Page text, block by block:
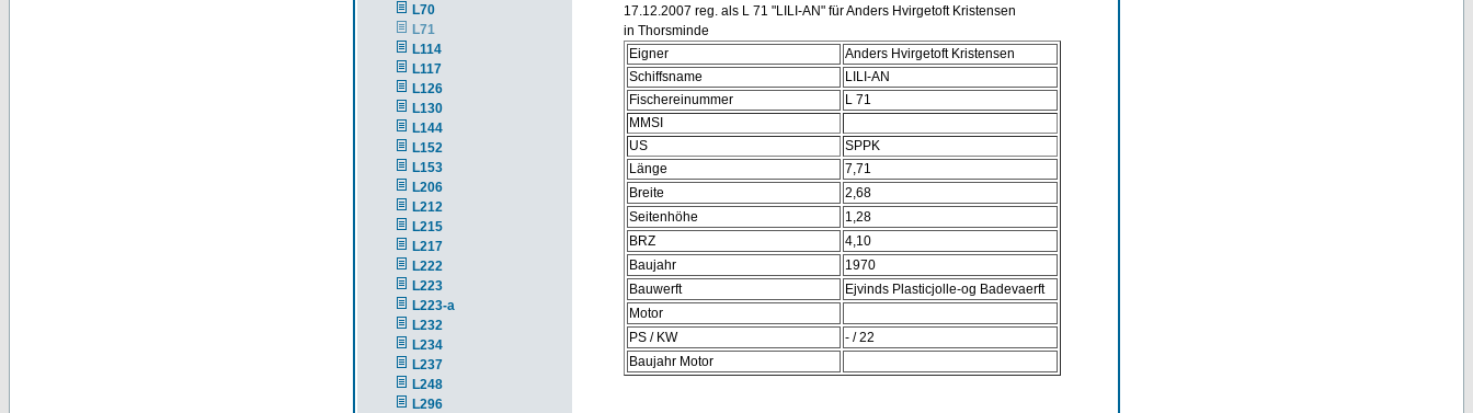
L70
L71
L114
L117
L126
L130
L144
L152
L153
L206
L212
L215
L217
L222
L223
L223-a
L232
L234
L237
L248
L296
17.12.2007 reg. als L 71 "LILI-AN" für Anders Hvirgetoft Kristensen
in Thorsminde
Eigner
Anders Hvirgetoft Kristensen
Schiffsname
LILI-AN
Fischereinummer
L 71
MMSI
US
SPPK
Länge
7,71
Breite
2,68
Seitenhöhe
1,28
BRZ
4,10
Baujahr
1970
Bauwerft
Ejvinds Plasticjolle-og Badevaerft
Motor
PS / KW
- / 22
Baujahr Motor